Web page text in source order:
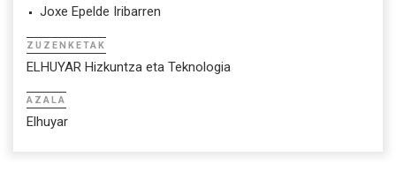
Joxe Epelde Iribarren
ZUZENKETAK
ELHUYAR Hizkuntza eta Teknologia
AZALA
Elhuyar